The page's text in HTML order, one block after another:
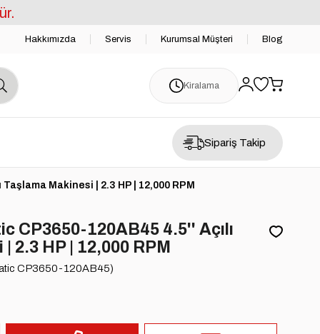
Hakkımızda Servis Kurumsal Müşteri Blog
Kiralama
Sipariş Takip
Makinesi | 2.3 HP | 12,000 RPM
CP3650-120AB45 4.5'' Açılı
2.3 HP | 12,000 RPM
CP3650-120AB45)